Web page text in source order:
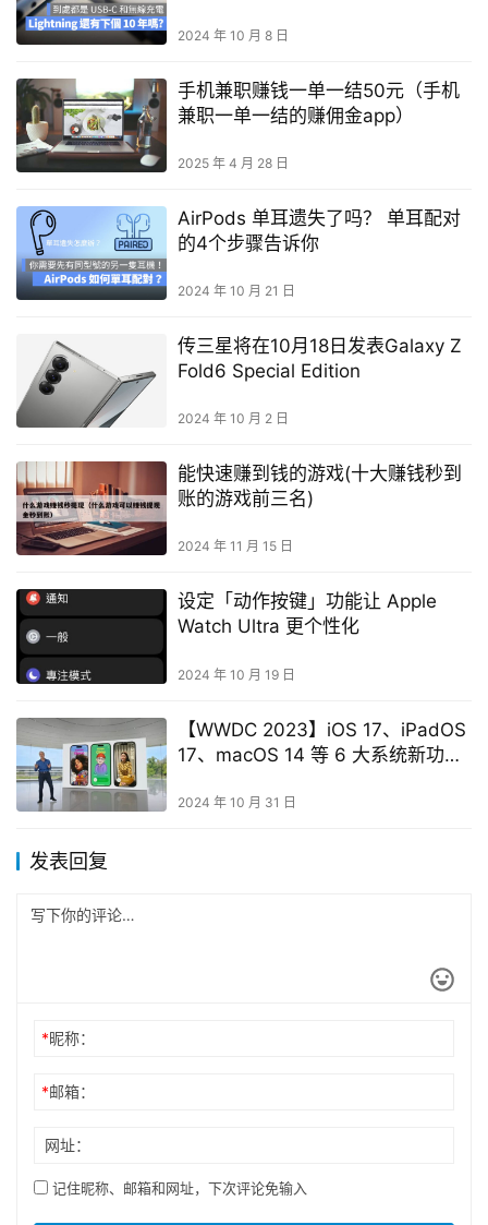
2024 年 10 月 8 日
手机兼职赚钱一单一结50元（手机
兼职一单一结的赚佣金app）
2025 年 4 月 28 日
AirPods 单耳遗失了吗？ 单耳配对
的4个步骤告诉你
2024 年 10 月 21 日
传三星将在10月18日发表Galaxy Z
Fold6 Special Edition
2024 年 10 月 2 日
能快速赚到钱的游戏(十大赚钱秒到
账的游戏前三名)
2024 年 11 月 15 日
设定「动作按键」功能让 Apple
Watch Ultra 更个性化
2024 年 10 月 19 日
【WWDC 2023】iOS 17、iPadOS
17、macOS 14 等 6 大系统新功能
2024 年 10 月 31 日
发表回复
*昵称：
*邮箱：
网址：
记住昵称、邮箱和网址，下次评论免输入